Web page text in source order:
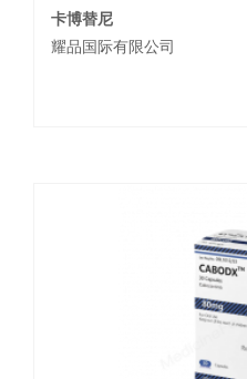
卡博替尼
耀品国际有限公司